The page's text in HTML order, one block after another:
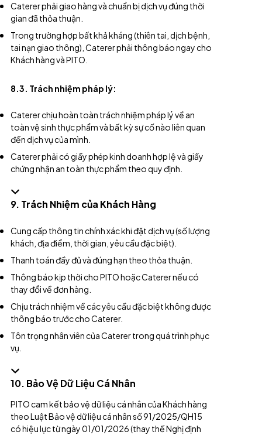
Caterer phải giao hàng và chuẩn bị dịch vụ đúng thời
gian đã thỏa thuận.
Trong trường hợp bất khả kháng (thiên tai, dịch bệnh,
tai nạn giao thông), Caterer phải thông báo ngay cho
Khách hàng và PITO.
8.3. Trách nhiệm pháp lý:
Caterer chịu hoàn toàn trách nhiệm pháp lý về an
toàn vệ sinh thực phẩm và bất kỳ sự cố nào liên quan
đến dịch vụ của mình.
Caterer phải có giấy phép kinh doanh hợp lệ và giấy
chứng nhận an toàn thực phẩm theo quy định.
9. Trách Nhiệm của Khách Hàng
Cung cấp thông tin chính xác khi đặt dịch vụ (số lượng
khách, địa điểm, thời gian, yêu cầu đặc biệt).
Thanh toán đầy đủ và đúng hạn theo thỏa thuận.
Thông báo kịp thời cho PITO hoặc Caterer nếu có
thay đổi về đơn hàng.
Chịu trách nhiệm về các yêu cầu đặc biệt không được
thông báo trước cho Caterer.
Tôn trọng nhân viên của Caterer trong quá trình phục
vụ.
10. Bảo Vệ Dữ Liệu Cá Nhân
PITO cam kết bảo vệ dữ liệu cá nhân của Khách hàng
theo Luật Bảo vệ dữ liệu cá nhân số 91/2025/QH15
có hiệu lực từ ngày 01/01/2026 (thay thế Nghị định